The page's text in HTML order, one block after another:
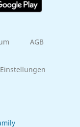
AGB